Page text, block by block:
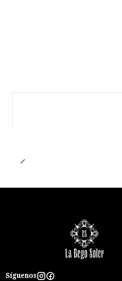
Síguenos